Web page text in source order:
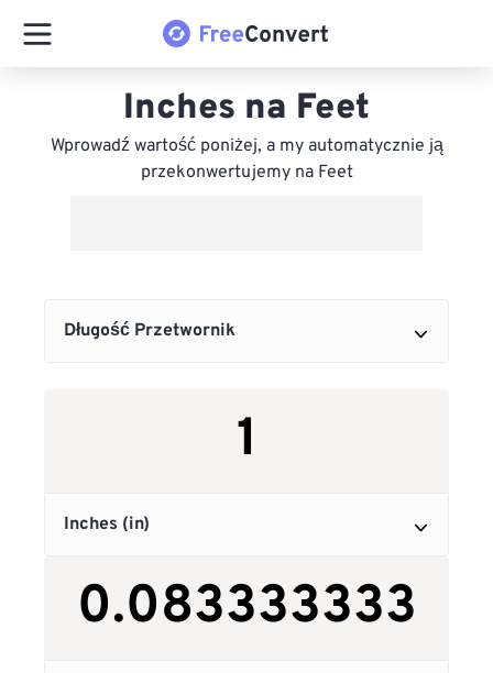
Inches na Feet
Wprowadź wartość poniżej, a my automatycznie ją
przekonwertujemy na Feet